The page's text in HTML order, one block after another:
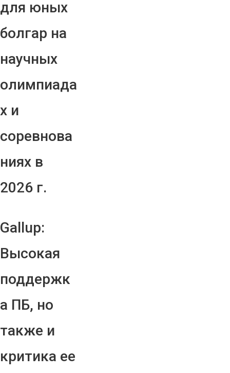
для юных
болгар на
научных
олимпиада
х и
соревнова
ниях в
2026 г.
Gallup:
Высокая
поддержк
а ПБ, но
также и
критика ее